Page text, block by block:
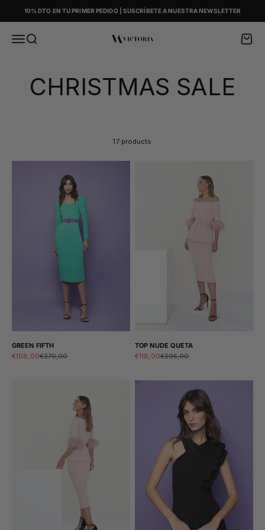
10% DTO EN TU PRIMER PEDIDO | SUSCRÍBETE A NUESTRA NEWSLETTER
MenuSearch Victoria Cart
CHRISTMAS SALE
17 products
GREEN FIFTH
Sale price
€108,00Regular price
€270,00
TOP NUDE QUETA
Sale price
€118,00Regular price
€295,00